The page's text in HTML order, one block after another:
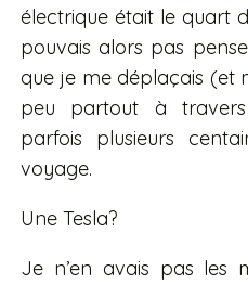
électrique était le quart
pouvais alors pas
que je me déplaçais (et
peu partout à
parfois plusieurs
voyage.
Une Tesla?
Je n’en avais pas les